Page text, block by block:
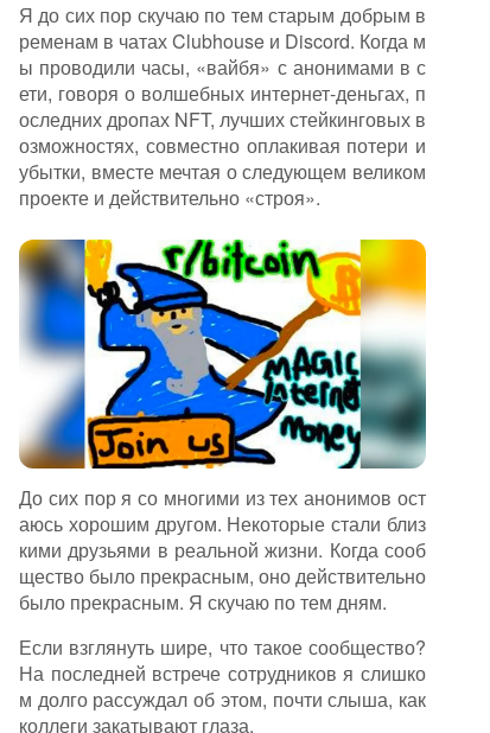
ате было принято трудное решение перевест
и официальный Discord-сервер Across в режи
м «только для чтения» с последующим полны
м закрытием. Он благодарит ту часть сообще
ства, которая остаётся верной и продолжает п
оддерживать проект, и призывает их продолж
ать работу вместе. В заключение он повторяе
т парадоксальный лозунг, отражающий двойс
твенность момента: ностальгию по подлинном
у сообществу про...
Я до сих пор скучаю по тем старым добрым в
ременам в чатах Clubhouse и Discord. Когда м
ы проводили часы, «вайбя» с анонимами в с
ети, говоря о волшебных интернет-деньгах, п
оследних дропах NFT, лучших стейкинговых в
озможностях, совместно оплакивая потери и
убытки, вместе мечтая о следующем великом
проекте и действительно «строя».
До сих пор я со многими из тех анонимов ост
аюсь хорошим другом. Некоторые стали близ
кими друзьями в реальной жизни. Когда сооб
щество было прекрасным, оно действительно
было прекрасным. Я скучаю по тем дням.
Если взглянуть шире, что такое сообщество?
На последней встрече сотрудников я слишко
м долго рассуждал об этом, почти слыша, как
коллеги закатывают глаза.